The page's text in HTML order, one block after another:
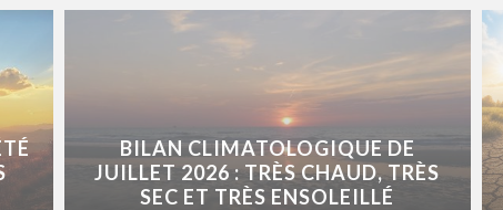
BILAN CLIMATOLOGIQUE DE
JUILLET 2026 : TRÈS CHAUD, TRÈS
SEC ET TRÈS ENSOLEILLÉ